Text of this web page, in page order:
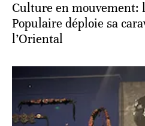
Culture en mouvement:
Populaire déploie sa
l’Oriental